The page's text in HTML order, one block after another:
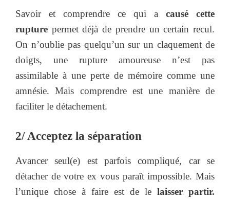
Savoir et comprendre ce qui a causé cette
rupture permet déjà de prendre un certain recul.
On n’oublie pas quelqu’un sur un claquement de
doigts, une rupture amoureuse n’est pas
assimilable à une perte de mémoire comme une
amnésie. Mais comprendre est une manière de
faciliter le détachement.
2/ Acceptez la séparation
Avancer seul(e) est parfois compliqué, car se
détacher de votre ex vous paraît impossible. Mais
l’unique chose à faire est de le laisser partir.